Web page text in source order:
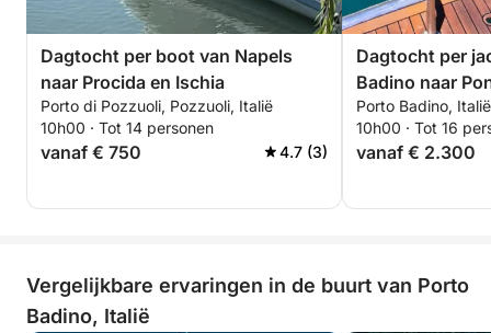
Dagtocht per boot van Napels
naar Procida en Ischia
Porto di Pozzuoli, Pozzuoli, Italië
10h00 · Tot 14 personen
vanaf € 750 4.7 (3)
Dagtocht per
Badino naar
Porto Badino, Italië
10h00 · Tot 16
vanaf € 2.300
Vergelijkbare ervaringen in de buurt van Porto
Badino, Italië